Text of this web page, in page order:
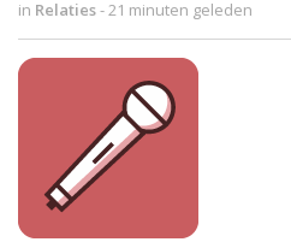
in Relaties-21 minuten geleden